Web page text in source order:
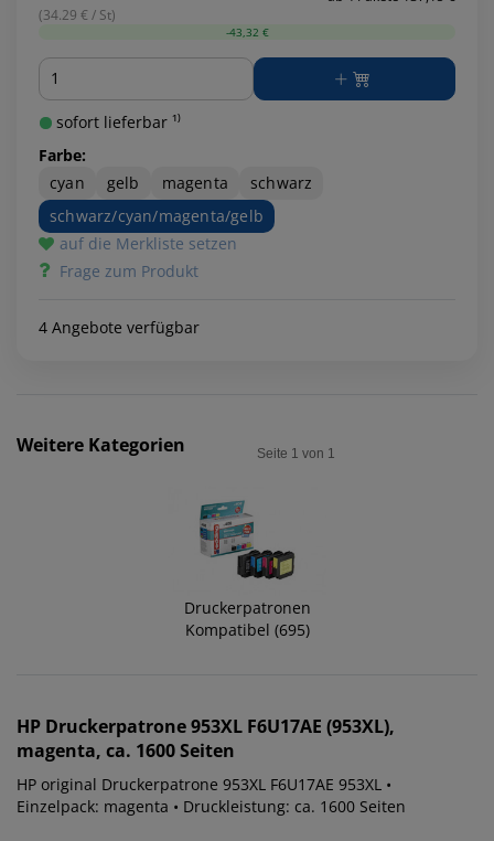
(34.29 € / St)
-43,32 €
Menge
sofort lieferbar ¹⁾
Farbe:
cyan
gelb magenta
schwarz
schwarz/cyan/magenta/gelb
auf die Merkliste setzen
Frage zum Produkt
4 Angebote verfügbar
Weitere Kategorien
Druckerpatronen
Kompatibel (695)
(695)
Seite 1 von 1
HP Druckerpatrone 953XL F6U17AE (953XL),
magenta, ca. 1600 Seiten
HP original Druckerpatrone 953XL F6U17AE 953XL •
Einzelpack: magenta • Druckleistung: ca. 1600 Seiten